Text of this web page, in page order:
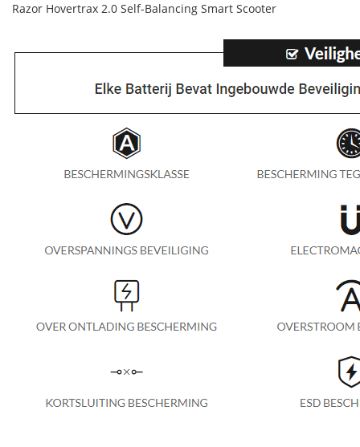
Razor Hovertrax 2.0 Self-Balancing Smart Scooter